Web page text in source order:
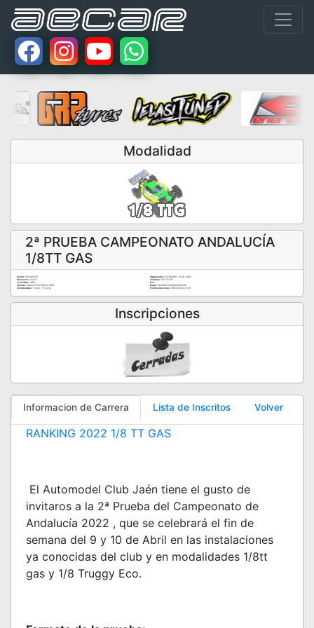
Modalidad
2ª PRUEBA CAMPEONATO ANDALUCÍA
1/8TT GAS
Fecha: 09/04/2022 Organizador:
AUTOMODEL CLUB JAEN
Hora Inicio:
Teléfono:
627717235
Localidad:JAÉN
Fax:
Circuito:
CIRCUITO RC NUEVO JAEN Email:
EDUAMEIJIDE@AECAR.ORG
Coordenadas:
0 (Lat) - 0 (Long) Fin Inscripciones: 06/04/2022 23:59
Inscripciones
Informacion de Carrera Lista de Inscritos Volver
RANKING 2022 1/8 TT GAS
El Automodel Club Jaén tiene el gusto de
invitaros a la 2ª Prueba del Campeonato de
Andalucía 2022 , que se celebrará el fin de
semana del 9 y 10 de Abril en las instalaciones
ya conocidas del club y en modalidades 1/8tt
gas y 1/8 Truggy Eco.